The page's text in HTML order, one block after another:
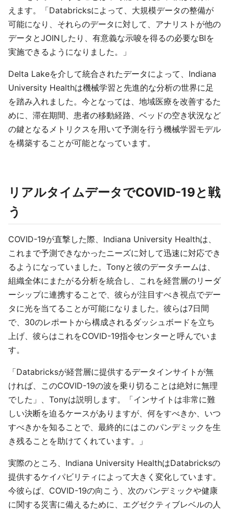
えます。「Databricksによって、大規模データの整備が
可能になり、それらのデータに対して、アナリストが他の
データとJOINしたり、有意義な示唆を得るの必要なBIを
実施できるようになりました。」
Delta Lakeを介して統合されたデータによって、Indiana
University Healthは機械学習と先進的な分析の世界に足
を踏み入れました。今となっては、地域医療を改善するた
めに、滞在期間、患者の移動経路、ベッドの空き状況など
の鍵となるメトリクスを用いて予測を行う機械学習モデル
を構築することが可能となっています。
リアルタイムデータでCOVID-19と戦
う
COVID-19が直撃した際、Indiana University Healthは、
これまで予測できなかったニーズに対して迅速に対応でき
るようになっていました。Tonyと彼のデータチームは、
組織全体にまたがる分析を統合し、これを経営層のリーダ
ーシップに連携することで、彼らが注目すべき視点でデー
タに光を当てることが可能になりました。彼らは7日間
で、30のレポートから構成されるダッシュボードを立ち
上げ、彼らはこれをCOVID-19指令センターと呼んでいま
す。
「Databricksが経営層に提供するデータインサイトが無
ければ、このCOVID-19の波を乗り切ることは絶対に無理
でした」、Tonyは説明します。「インサイトは非常に難
しい決断を迫るケースがありますが、何をすべきか、いつ
すべきかを知ることで、最終的にはこのパンデミックを生
き残ることを助けてくれています。」
実際のところ、Indiana University HealthはDatabricksの
提供するケイパビリティによって大きく変化しています。
今彼らば、COVID-19の向こう、次のパンデミックや健康
に関する災害に備えるために、エグゼクティブレベルの人